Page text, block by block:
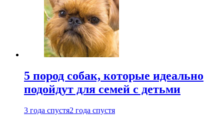
5 пород собак, которые идеально
подойдут для семей с детьми
3 года спустя2 года спустя